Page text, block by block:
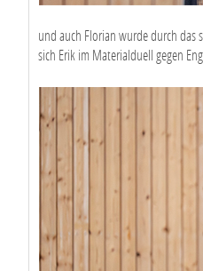
und auch Florian wurde durch das
sich Erik im Materialduell gegen